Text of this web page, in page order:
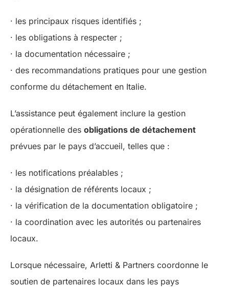
· les principaux risques identifiés ;
· les obligations à respecter ;
· la documentation nécessaire ;
· des recommandations pratiques pour une gestion
conforme du détachement en Italie.
L’assistance peut également inclure la gestion
opérationnelle des obligations de détachement
prévues par le pays d’accueil, telles que :
· les notifications préalables ;
· la désignation de référents locaux ;
· la vérification de la documentation obligatoire ;
· la coordination avec les autorités ou partenaires
locaux.
Lorsque nécessaire, Arletti & Partners coordonne le
soutien de partenaires locaux dans les pays